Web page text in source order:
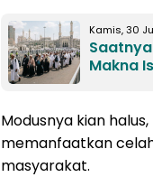
Kamis, 30
Makna
Modusnya kian
memanfaatkan
masyarakat.